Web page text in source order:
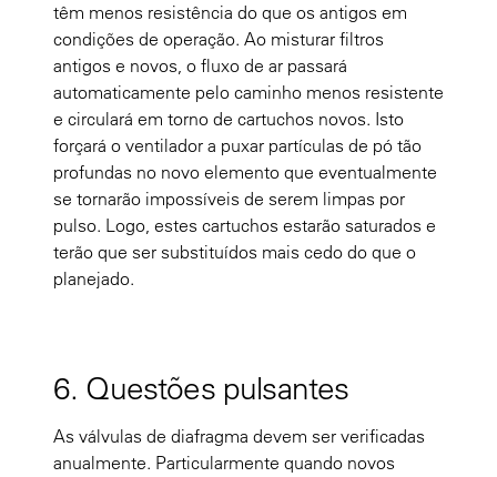
têm menos resistência do que os antigos em
condições de operação. Ao misturar filtros
antigos e novos, o fluxo de ar passará
automaticamente pelo caminho menos resistente
e circulará em torno de cartuchos novos. Isto
forçará o ventilador a puxar partículas de pó tão
profundas no novo elemento que eventualmente
se tornarão impossíveis de serem limpas por
pulso. Logo, estes cartuchos estarão saturados e
terão que ser substituídos mais cedo do que o
planejado.
6. Questões pulsantes
As válvulas de diafragma devem ser verificadas
anualmente. Particularmente quando novos